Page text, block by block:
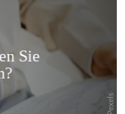
Überspringen